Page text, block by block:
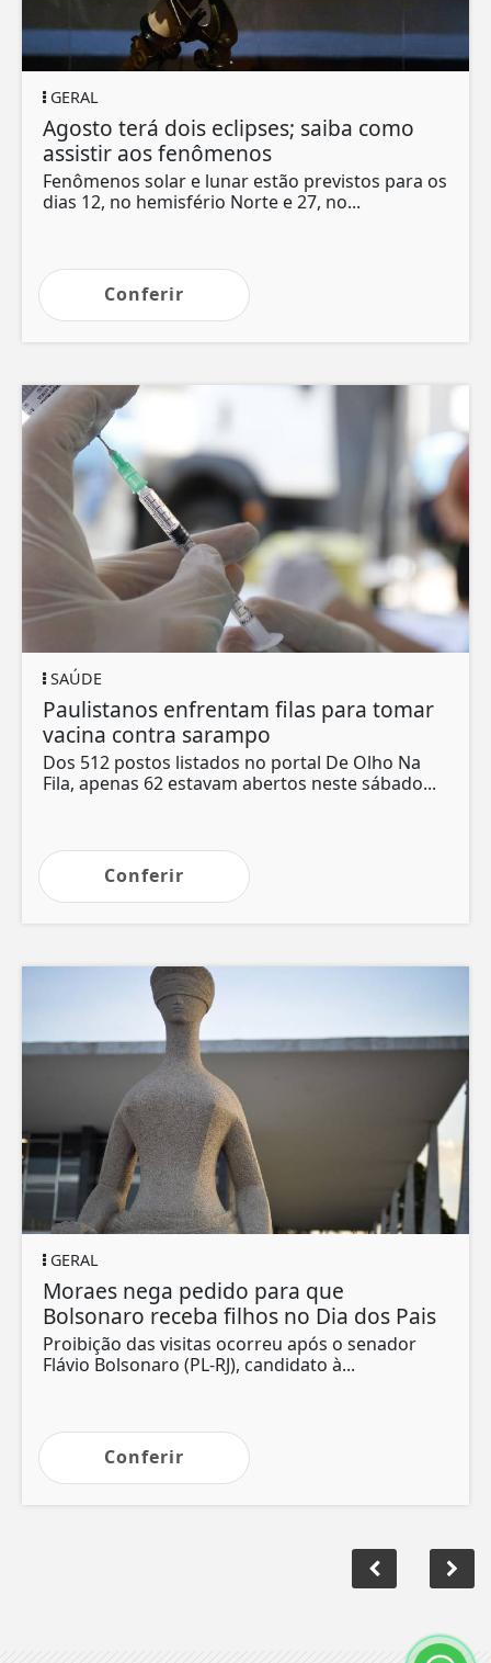
GERAL
Agosto terá dois eclipses; saiba como
assistir aos fenômenos
Fenômenos solar e lunar estão previstos para os
dias 12, no hemisfério Norte e 27, no...
Conferir
SAÚDE
Paulistanos enfrentam filas para tomar
vacina contra sarampo
Dos 512 postos listados no portal De Olho Na
Fila, apenas 62 estavam abertos neste sábado...
Conferir
GERAL
Moraes nega pedido para que
Bolsonaro receba filhos no Dia dos Pais
Proibição das visitas ocorreu após o senador
Flávio Bolsonaro (PL-RJ), candidato à...
Conferir